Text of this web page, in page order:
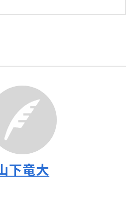
下竜大